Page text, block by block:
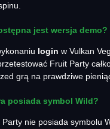
jest wersja demo?
login w Vulkan
Fruit Party
grą na prawdziwe
posiada symbol Wild?
Party nie posiada symbolu